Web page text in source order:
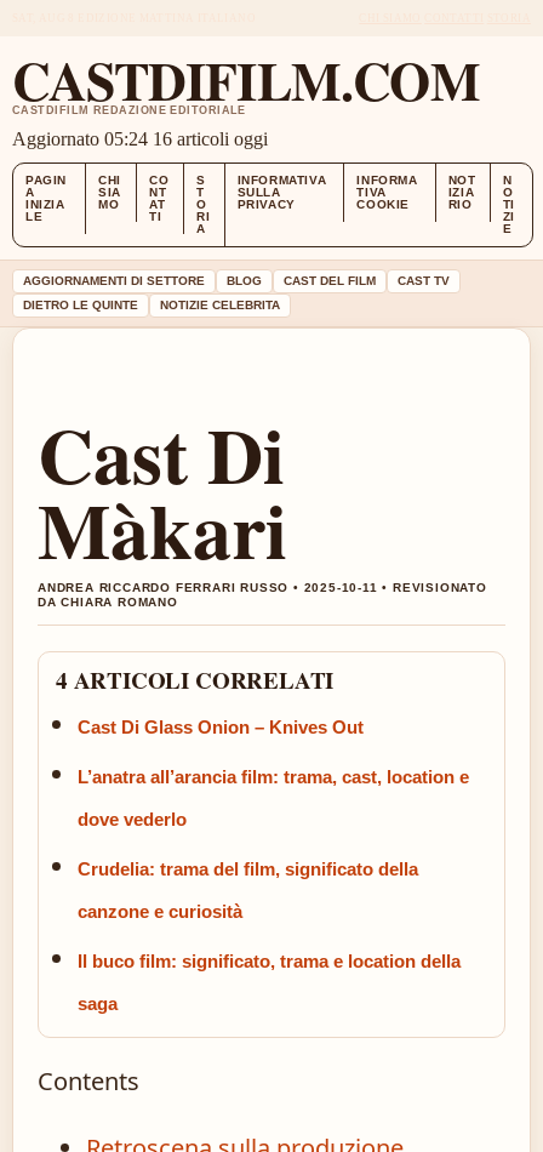
CASTDIFILM.COM
CASTDIFILM REDAZIONE EDITORIALE
Aggiornato 05:24 16 articoli oggi
PAGIN
A
INIZIA
LE
CHI
SIA
MO
CO
NT
AT
TI
S
T
O
RI
A
INFORMATIVA
SULLA
PRIVACY
INFORMA
TIVA
COOKIE
NOT
IZIA
RIO
N
O
TI
ZI
E
AGGIORNAMENTI DI SETTORE BLOG CAST DEL FILM
CAST TV
DIETRO LE QUINTE
NOTIZIE CELEBRITA
Cast Di
Màkari
ANDREA RICCARDO FERRARI RUSSO • 2025-10-11 • REVISIONATO
DA CHIARA ROMANO
4 ARTICOLI CORRELATI
Cast Di Glass Onion – Knives Out
L’anatra all’arancia film: trama, cast, location e
dove vederlo
Crudelia: trama del film, significato della
canzone e curiosità
Il buco film: significato, trama e location della
saga
Contents